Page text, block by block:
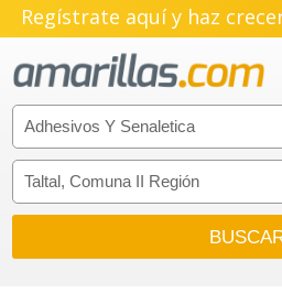
Regístrate aquí y haz